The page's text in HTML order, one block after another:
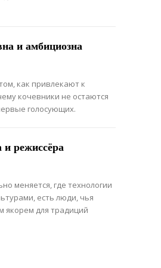
и амбициозна
как привлекают к
кочевники не остаются
голосующих.
и режиссёра
меняется, где технологии
есть люди, чья
якорем для традиций